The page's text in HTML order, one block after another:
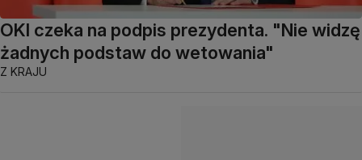
OKI czeka na podpis prezydenta. "Nie widzę
żadnych podstaw do wetowania"
Z KRAJU